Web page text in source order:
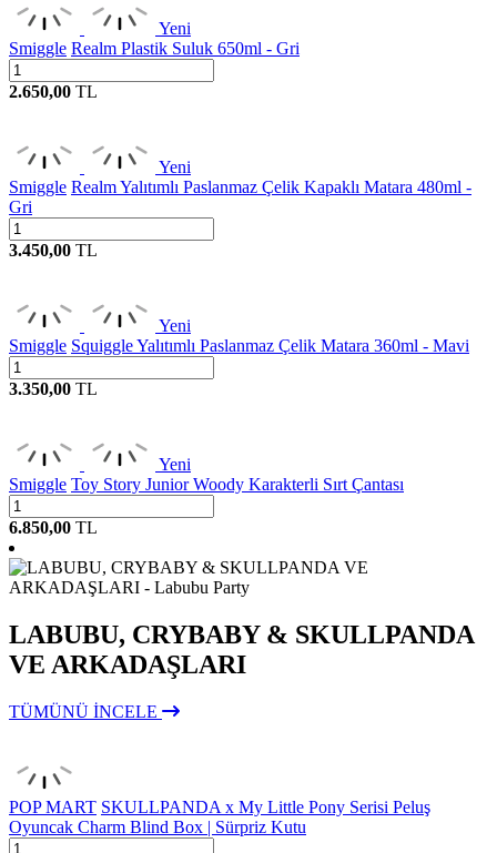
Yeni
Smiggle Realm Plastik Suluk 650ml - Gri
2.650,00 TL
Yeni
Smiggle Realm Yalıtımlı Paslanmaz Çelik Kapaklı Matara 480ml -
Gri
3.450,00 TL
Yeni
Smiggle Squiggle Yalıtımlı Paslanmaz Çelik Matara 360ml - Mavi
3.350,00 TL
Yeni
Smiggle Toy Story Junior Woody Karakterli Sırt Çantası
6.850,00 TL
LABUBU, CRYBABY & SKULLPANDA
VE ARKADAŞLARI
TÜMÜNÜ İNCELE
POP MART SKULLPANDA x My Little Pony Serisi Peluş
Oyuncak Charm Blind Box | Sürpriz Kutu